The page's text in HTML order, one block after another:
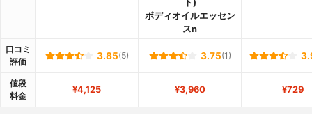
ト)
ボディオイルエッセン
スn
口コミ
評価
3.85(5) 3.75(1)
値段
料金
¥4,125 ¥3,960 ¥729